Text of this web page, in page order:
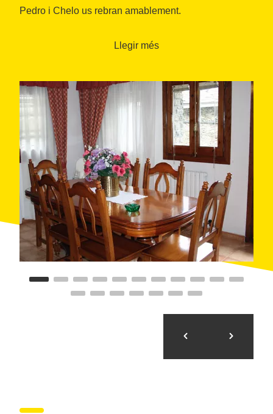
Pedro i Chelo us rebran amablement.
independents, distribuïts en tres plantes cada una, de
condicionades (Calefacció, aigua calent etc..).
Mobiliari de fusta. La capacitat de la casa és de 8-10
persones. La casa disposa d'una barbacoa i un
solàrium compartit, també hi ha cabina telefònica.
Llegir més